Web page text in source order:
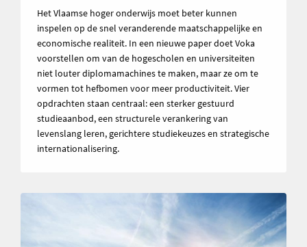
Het Vlaamse hoger onderwijs moet beter kunnen
inspelen op de snel veranderende maatschappelijke en
economische realiteit. In een nieuwe paper doet Voka
voorstellen om van de hogescholen en universiteiten
niet louter diplomamachines te maken, maar ze om te
vormen tot hefbomen voor meer productiviteit. Vier
opdrachten staan centraal: een sterker gestuurd
studieaanbod, een structurele verankering van
levenslang leren, gerichtere studiekeuzes en strategische
internationalisering.